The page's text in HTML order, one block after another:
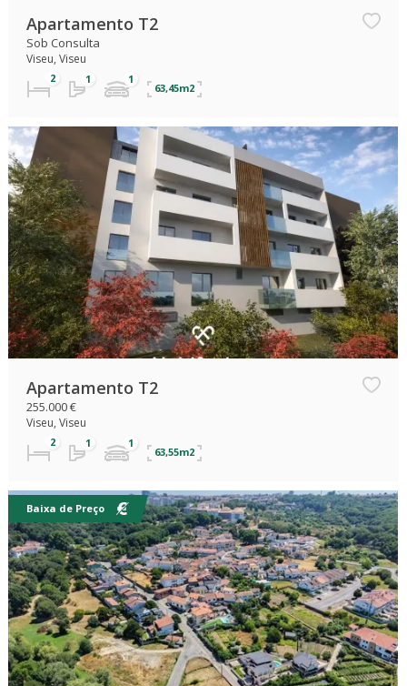
Apartamento T2
Sob Consulta
Viseu, Viseu
63,45m2
Apartamento T2
255.000 €
Viseu, Viseu
63,55m2
Baixa de Preço